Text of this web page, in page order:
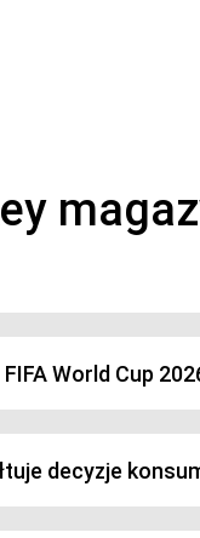
magazyn o
World Cup
decyzje